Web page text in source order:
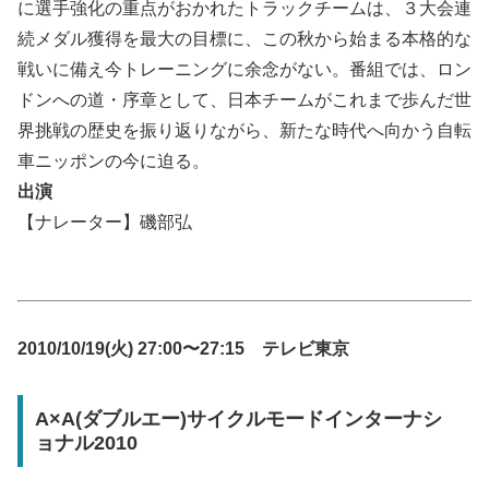
に選手強化の重点がおかれたトラックチームは、３大会連
続メダル獲得を最大の目標に、この秋から始まる本格的な
戦いに備え今トレーニングに余念がない。番組では、ロン
ドンへの道・序章として、日本チームがこれまで歩んだ世
界挑戦の歴史を振り返りながら、新たな時代へ向かう自転
車ニッポンの今に迫る。
出演
【ナレーター】磯部弘
2010/10/19(火) 27:00〜27:15 テレビ東京
A×A(ダブルエー)サイクルモードインターナシ
ョナル2010